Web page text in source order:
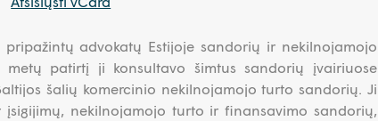
advokatų Estijoje sandorių ir nekilnojamojo
patirtį ji konsultavo šimtus sandorių įvairiuose
šalių komercinio nekilnojamojo turto sandorių. Ji
įsigijimų, nekilnojamojo turto ir finansavimo sandorių,